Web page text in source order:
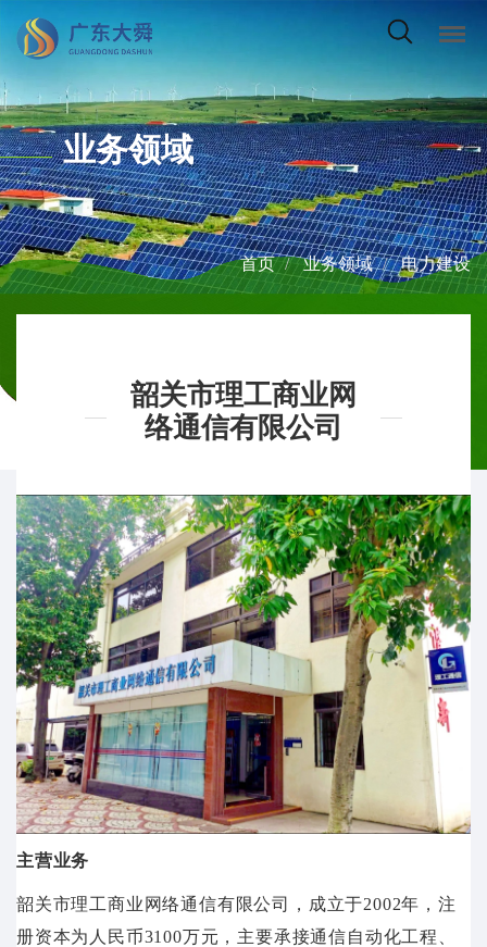
——— 业务领域
首页 业务领域 电力建设
韶关市理工商业网
络通信有限公司
主营业务
韶关市理工商业网络通信有限公司，成立于2002年，注
册资本为人民币3100万元，主要承接通信自动化工程、